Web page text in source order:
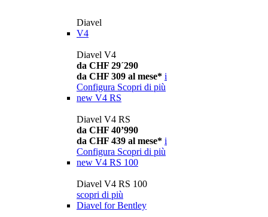
Diavel
V4
Diavel V4
da CHF 29´290
da CHF 309 al mese* i
Configura Scopri di più
new V4 RS
Diavel V4 RS
da CHF 40’990
da CHF 439 al mese* i
Configura Scopri di più
new V4 RS 100
Diavel V4 RS 100
scopri di più
Diavel for Bentley